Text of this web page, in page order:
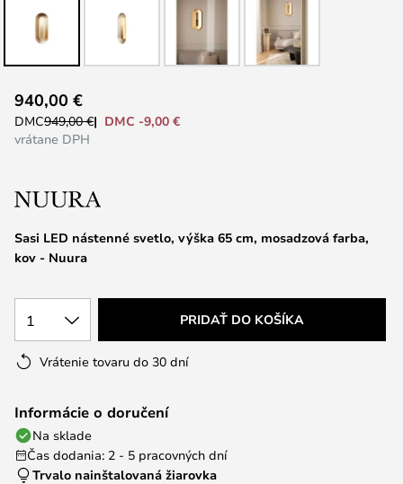
na
začiatok
Sasi LED nástenné svetlo, výška 65 cm, mosadzová farba,
kov - Nuura
940,00 €
DMC949,00 €
DMC -9,00 €
vrátane DPH
1 PRIDAŤ DO KOŠÍKA
Vrátenie tovaru do 30 dní
Informácie o doručení
Na sklade
Čas dodania: 2 - 5 pracovných dní
Trvalo nainštalovaná žiarovka